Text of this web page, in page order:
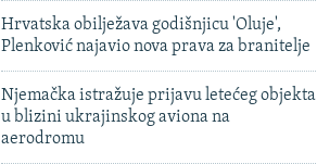
Hrvatska obilježava godišnjicu 'Oluje',
Plenković najavio nova prava za branitelje
Njemačka istražuje prijavu letećeg objekta
u blizini ukrajinskog aviona na
aerodromu